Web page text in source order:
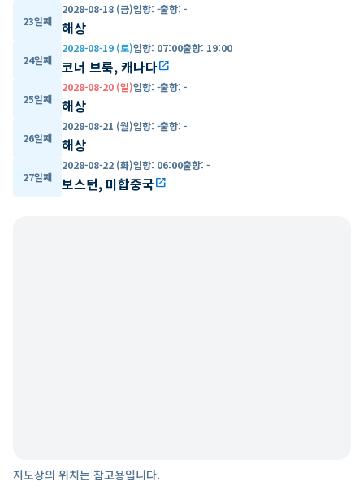
23일째
2028-08-18 (금)입항: -출항: -
해상
24일째
2028-08-19 (토)입항: 07:00출항: 19:00
코너 브룩, 캐나다open_in_new
25일째
2028-08-20 (일)입항: -출항: -
해상
26일째
2028-08-21 (월)입항: -출항: -
해상
27일째
2028-08-22 (화)입항: 06:00출항: -
보스턴, 미합중국open_in_new
지도상의 위치는 참고용입니다.